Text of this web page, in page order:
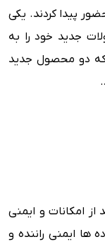
پیدا کردند. یکی
جدید خود را به
دو محصول جدید
امکانات و ایمنی
ها ایمنی راننده و